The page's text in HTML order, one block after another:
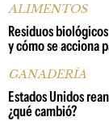
ALIMENTOS
Residuos
y cómo se acciona
GANADERÍA
Estados Unidos
¿qué cambió?